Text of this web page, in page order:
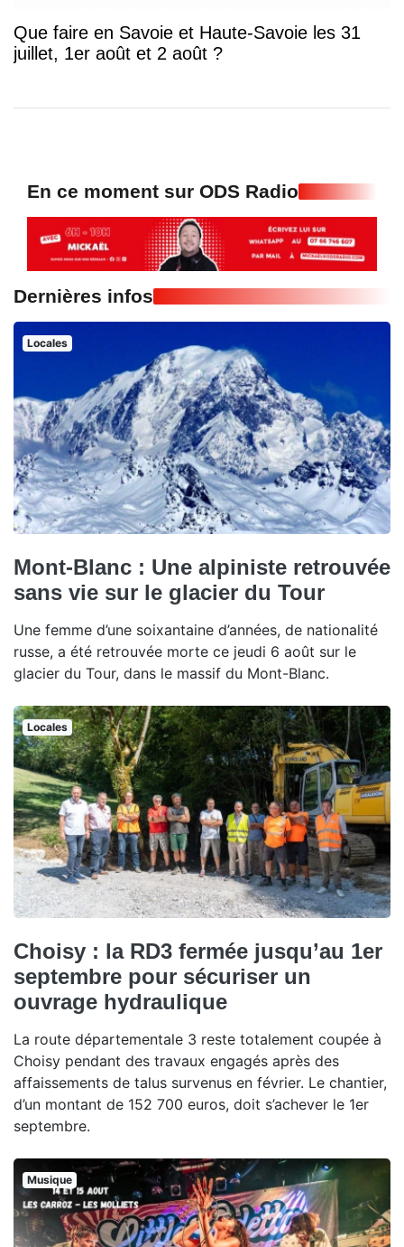
Que faire en Savoie et Haute-Savoie les 31
juillet, 1er août et 2 août ?
En ce moment sur ODS Radio
Dernières infos
Locales
Mont-Blanc : Une alpiniste retrouvée
sans vie sur le glacier du Tour
Une femme d’une soixantaine d’années, de nationalité
russe, a été retrouvée morte ce jeudi 6 août sur le
glacier du Tour, dans le massif du Mont-Blanc.
Locales
Choisy : la RD3 fermée jusqu’au 1er
septembre pour sécuriser un
ouvrage hydraulique
La route départementale 3 reste totalement coupée à
Choisy pendant des travaux engagés après des
affaissements de talus survenus en février. Le chantier,
d’un montant de 152 700 euros, doit s’achever le 1er
septembre.
Musique